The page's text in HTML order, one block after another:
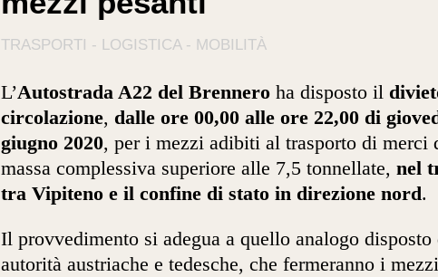
TRASPORTI - LOGISTICA - MOBILITÀ
L’Autostrada A22 del Brennero ha disposto il
circolazione, dalle ore 00,00 alle ore 22,00 di
giugno 2020, per i mezzi adibiti al trasporto di merci
massa complessiva superiore alle 7,5 tonnellate, nel
tra Vipiteno e il confine di stato in direzione nord.
Il provvedimento si adegua a quello analogo disposto
autorità austriache e tedesche, che fermeranno i mezzi